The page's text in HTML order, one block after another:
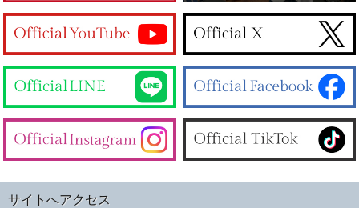
サイトへアクセス